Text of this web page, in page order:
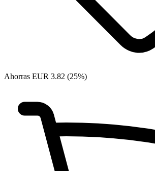
Ahorras EUR 3.82 (25%)